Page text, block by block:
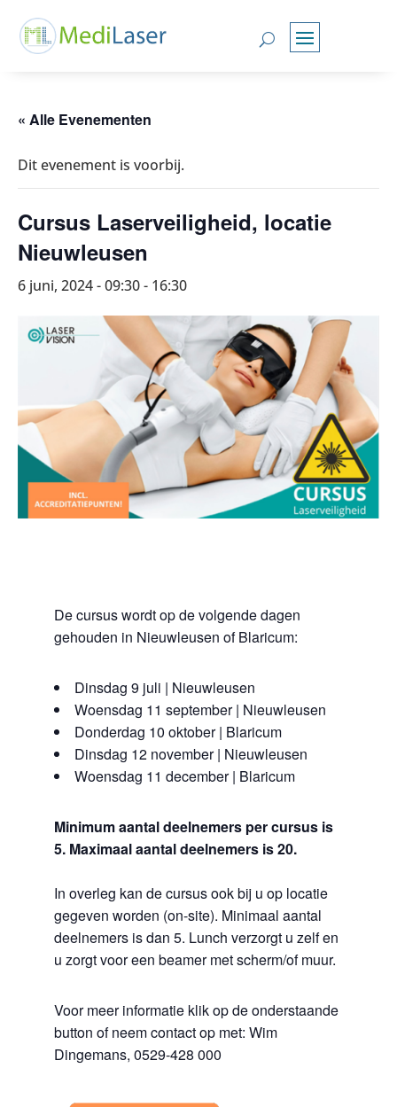
« Alle Evenementen
Dit evenement is voorbij.
Cursus Laserveiligheid, locatie
Nieuwleusen
6 juni, 2024 - 09:30- 16:30
De cursus wordt op de volgende dagen
gehouden in Nieuwleusen of Blaricum:
Dinsdag 9 juli | Nieuwleusen
Woensdag 11 september | Nieuwleusen
Donderdag 10 oktober | Blaricum
Dinsdag 12 november | Nieuwleusen
Woensdag 11 december | Blaricum
Minimum aantal deelnemers per cursus is
5. Maximaal aantal deelnemers is 20.
In overleg kan de cursus ook bij u op locatie
gegeven worden (on-site). Minimaal aantal
deelnemers is dan 5. Lunch verzorgt u zelf en
u zorgt voor een beamer met scherm/of muur.
Voor meer informatie klik op de onderstaande
button of neem contact op met: Wim
Dingemans, 0529-428 000